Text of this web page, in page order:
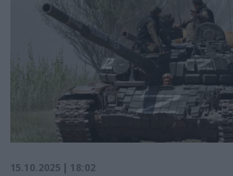
15.10.2025 | 18:02